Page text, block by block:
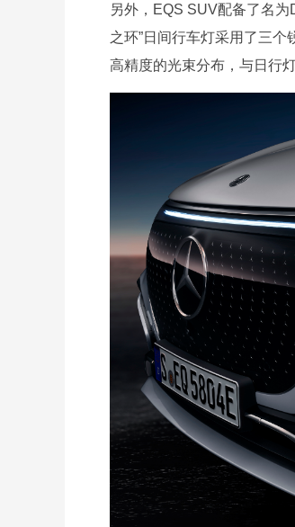
另外，EQS SUV配备了名
之环”日间行车灯采用了三
高精度的光束分布，与日行